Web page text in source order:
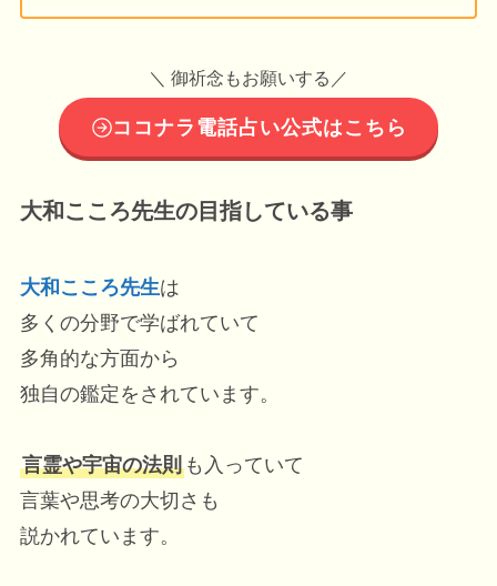
＼ 御祈念もお願いする／
ココナラ電話占い公式はこちら
大和こころ先生の目指している事
大和こころ先生は
多くの分野で学ばれていて
多角的な方面から
独自の鑑定をされています。
言霊や宇宙の法則も入っていて
言葉や思考の大切さも
説かれています。